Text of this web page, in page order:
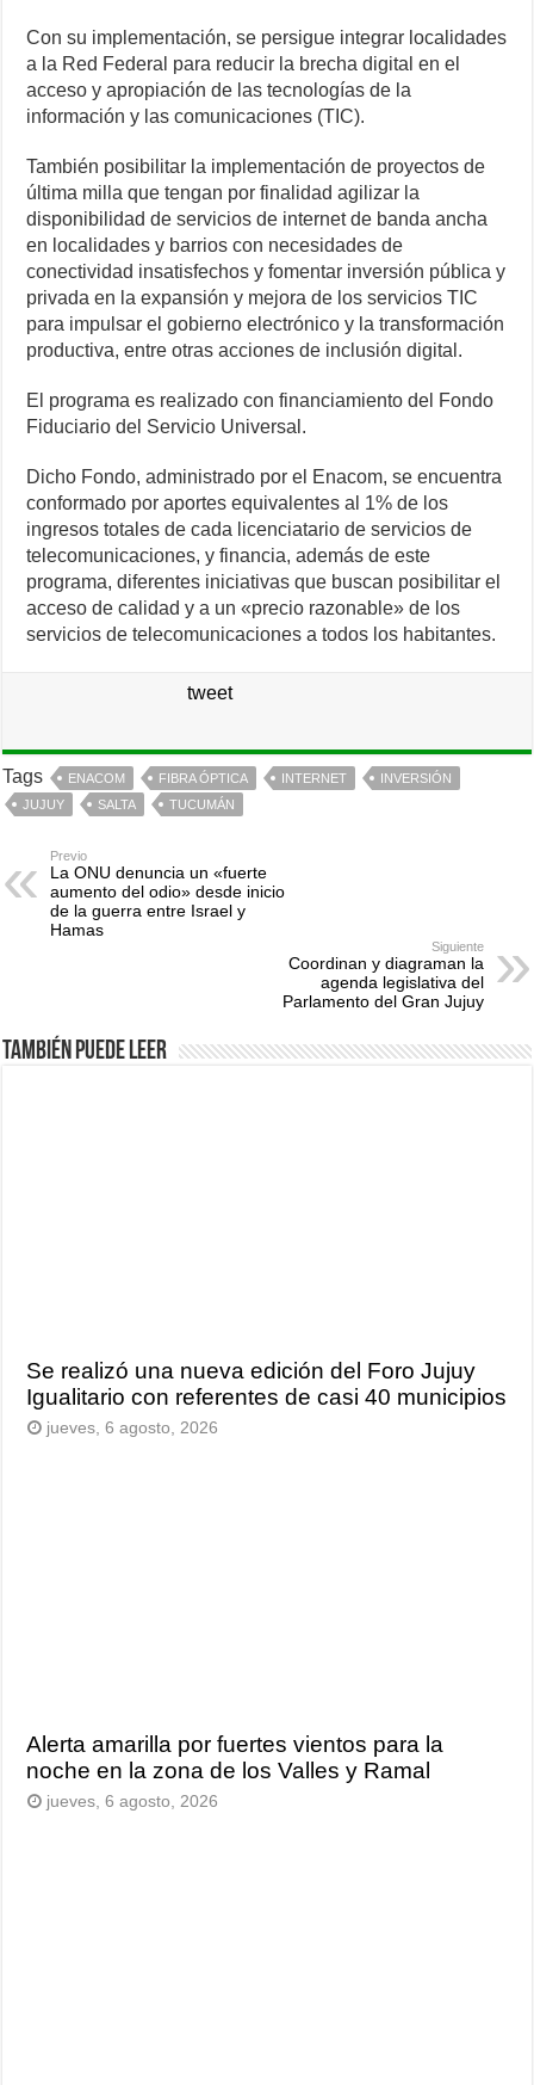
Con su implementación, se persigue integrar localidades
a la Red Federal para reducir la brecha digital en el
acceso y apropiación de las tecnologías de la
información y las comunicaciones (TIC).
También posibilitar la implementación de proyectos de
última milla que tengan por finalidad agilizar la
disponibilidad de servicios de internet de banda ancha
en localidades y barrios con necesidades de
conectividad insatisfechos y fomentar inversión pública y
privada en la expansión y mejora de los servicios TIC
para impulsar el gobierno electrónico y la transformación
productiva, entre otras acciones de inclusión digital.
El programa es realizado con financiamiento del Fondo
Fiduciario del Servicio Universal.
Dicho Fondo, administrado por el Enacom, se encuentra
conformado por aportes equivalentes al 1% de los
ingresos totales de cada licenciatario de servicios de
telecomunicaciones, y financia, además de este
programa, diferentes iniciativas que buscan posibilitar el
acceso de calidad y a un «precio razonable» de los
servicios de telecomunicaciones a todos los habitantes.
tweet
Tags ENACOM FIBRA ÓPTICA INTERNET
INVERSIÓN
JUJUY
SALTA TUCUMÁN
Previo
La ONU denuncia un «fuerte
aumento del odio» desde inicio
de la guerra entre Israel y
Hamas
Siguiente
Coordinan y diagraman la
agenda legislativa del
Parlamento del Gran Jujuy
También puede leer
Se realizó una nueva edición del Foro Jujuy
Igualitario con referentes de casi 40 municipios
jueves, 6 agosto, 2026
Alerta amarilla por fuertes vientos para la
noche en la zona de los Valles y Ramal
jueves, 6 agosto, 2026